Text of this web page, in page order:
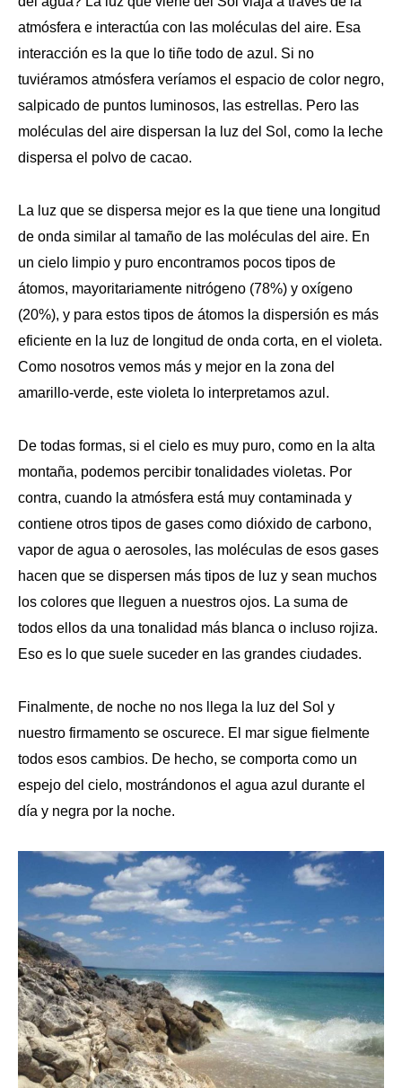
atmósfera e interactúa con las moléculas del aire. Esa
interacción es la que lo tiñe todo de azul. Si no
tuviéramos atmósfera veríamos el espacio de color negro,
salpicado de puntos luminosos, las estrellas. Pero las
moléculas del aire dispersan la luz del Sol, como la leche
dispersa el polvo de cacao.
La luz que se dispersa mejor es la que tiene una longitud
de onda similar al tamaño de las moléculas del aire. En
un cielo limpio y puro encontramos pocos tipos de
átomos, mayoritariamente nitrógeno (78%) y oxígeno
(20%), y para estos tipos de átomos la dispersión es más
eficiente en la luz de longitud de onda corta, en el violeta.
Como nosotros vemos más y mejor en la zona del
amarillo-verde, este violeta lo interpretamos azul.
De todas formas, si el cielo es muy puro, como en la alta
montaña, podemos percibir tonalidades violetas. Por
contra, cuando la atmósfera está muy contaminada y
contiene otros tipos de gases como dióxido de carbono,
vapor de agua o aerosoles, las moléculas de esos gases
hacen que se dispersen más tipos de luz y sean muchos
los colores que lleguen a nuestros ojos. La suma de
todos ellos da una tonalidad más blanca o incluso rojiza.
Eso es lo que suele suceder en las grandes ciudades.
Finalmente, de noche no nos llega la luz del Sol y
nuestro firmamento se oscurece. El mar sigue fielmente
todos esos cambios. De hecho, se comporta como un
espejo del cielo, mostrándonos el agua azul durante el
día y negra por la noche.